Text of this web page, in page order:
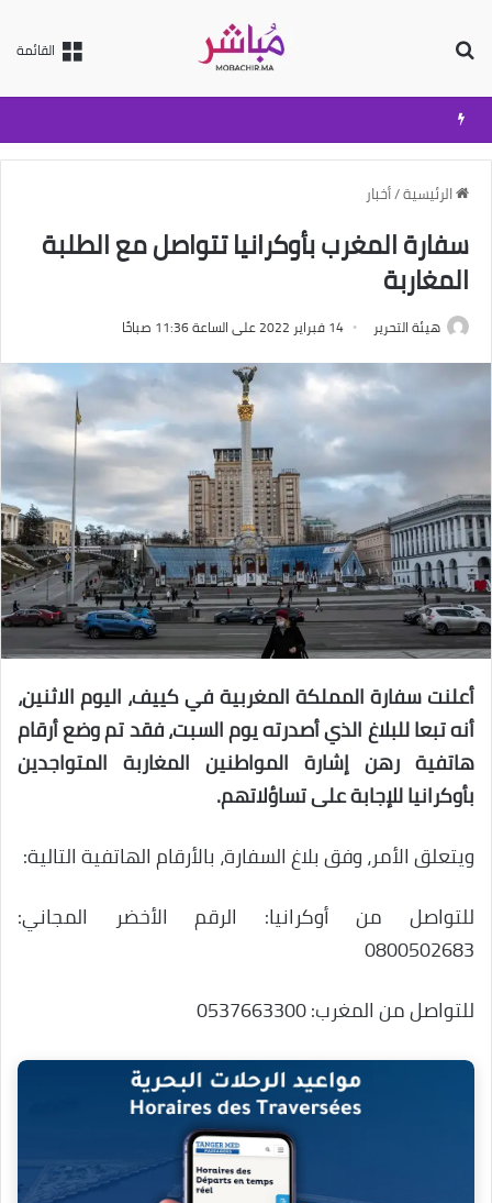
القائمة
الرئيسية/أخبار
سفارة المغرب بأوكرانيا تتواصل مع الطلبة
المغاربة
هيئة التحرير 14 فبراير 2022 على الساعة 11:36 صباحًا
أعلنت سفارة المملكة المغربية في كييف، اليوم الاثنين،
أنه تبعا للبلاغ الذي أصدرته يوم السبت، فقد تم وضع أرقام
هاتفية رهن إشارة المواطنين المغاربة المتواجدين
بأوكرانيا للإجابة على تساؤلاتهم.
ويتعلق الأمر، وفق بلاغ السفارة، بالأرقام الهاتفية التالية:
للتواصل من أوكرانيا: الرقم الأخضر المجاني:
0800502683
للتواصل من المغرب: 0537663300